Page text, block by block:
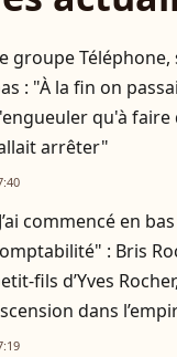
groupe Téléphone,
: "À la fin on
qu'à faire
arrêter"
commencé en
: Bris
fils d’Yves
dans